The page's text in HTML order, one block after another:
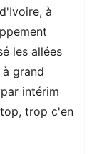
à
les allées
grand
intérim
trop c'en